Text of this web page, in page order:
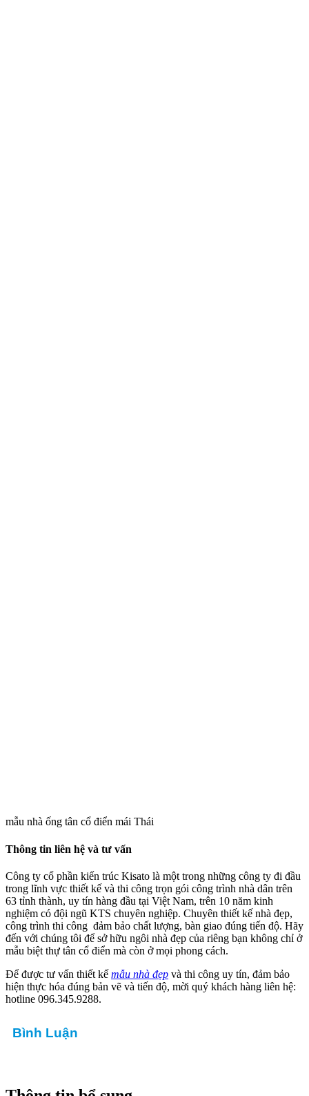
mẫu nhà ống tân cổ điển mái Thái
Thông tin liên hệ và tư vấn
Công ty cổ phần kiến trúc Kisato là một trong những công ty đi đầu
trong lĩnh vực thiết kế và thi công trọn gói công trình nhà dân trên
63 tỉnh thành, uy tín hàng đầu tại Việt Nam, trên 10 năm kinh
nghiệm có đội ngũ KTS chuyên nghiệp. Chuyên thiết kế nhà đẹp,
công trình thi công đảm bảo chất lượng, bàn giao đúng tiến độ. Hãy
đến với chúng tôi để sở hữu ngôi nhà đẹp của riêng bạn không chỉ ở
mẫu biệt thự tân cổ điển mà còn ở mọi phong cách.
Để được tư vấn thiết kế mẫu nhà đẹp và thi công uy tín, đảm bảo
hiện thực hóa đúng bản vẽ và tiến độ, mời quý khách hàng liên hệ:
hotline 096.345.9288.
Bình Luận